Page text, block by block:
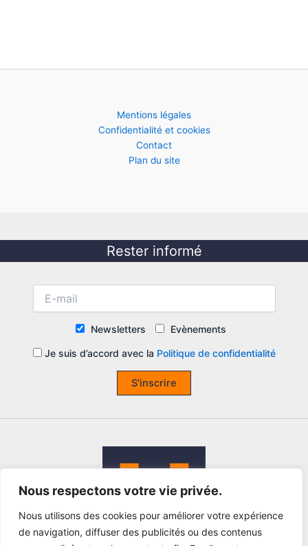
Nous respectons votre vie privée.
Nous utilisons des cookies pour améliorer votre expérience
de navigation, diffuser des publicités ou des contenus
Mentions légales
Confidentialité et cookies
Contact
Plan du site
Rester informé
Newsletters Evènements
Je suis d’accord avec la Politique de confidentialité
S'inscrire